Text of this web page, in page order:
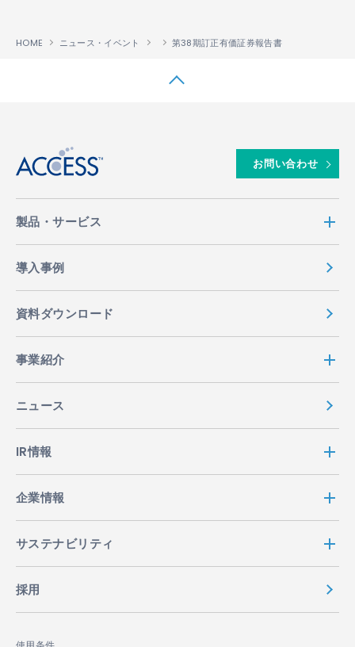
HOME ニュース・イベント 第38期訂正有価証券報告書
お問い合わせ
製品・サービス
導入事例
資料ダウンロード
事業紹介
ニュース
IR情報
企業情報
サステナビリティ
採用